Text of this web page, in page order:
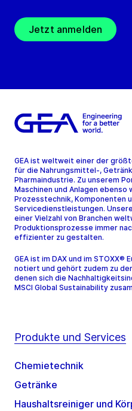
Jetzt anmelden
GEA ist weltweit einer der
für die Nahrungsmittel-,
Pharmaindustrie. Zu unserem
Maschinen und Anlagen ebenso
Prozesstechnik, Komponenten
Servicedienstleistungen.
einer Vielzahl von Branchen
Produktionsprozesse immer
effizienter zu gestalten.
GEA ist im DAX und im STOXX®
notiert und gehört zudem zu
denen sich die
MSCI Global Sustainability
Produkte und Services
Chemietechnik
Getränke
Haushaltsreiniger und